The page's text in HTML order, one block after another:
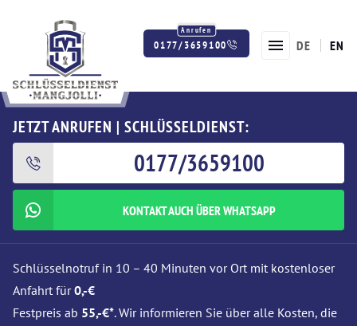
0177/3659100 DE EN
JETZT ANRUFEN | SCHLÜSSELDIENST:
0177/3659100
KONTAKT AUCH ÜBER WHATSAPP
Schlüsselnotruf in 10 – 40 Minuten vor Ort mit kostenloser
Anfahrt für0,-€
Festpreis ab 55,-€*. Wir informieren Sie über alle Kosten, die